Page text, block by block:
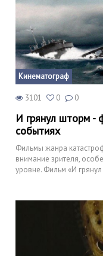
Кинематограф
3101 0 0
И грянул шторм -
событиях
Фильмы жанра
внимание зрителя,
уровне. Фильм «И